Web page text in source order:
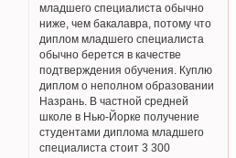
младшего специалиста обычно
ниже, чем бакалавра, потому что
диплом младшего специалиста
обычно берется в качестве
подтверждения обучения. Куплю
диплом о неполном образовании
Назрань. В частной средней
школе в Нью-Йорке получение
студентами диплома младшего
специалиста стоит 3 300